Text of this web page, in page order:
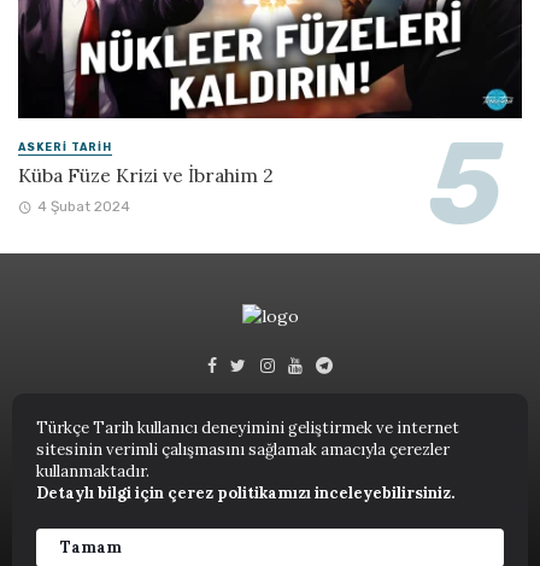
Türkçe Tarih kullanıcı deneyimini geliştirmek ve internet
sitesinin verimli çalışmasını sağlamak amacıyla çerezler
kullanmaktadır.
Detaylı bilgi için çerez politikamızı inceleyebilirsiniz.
Tamam
ASKERI TARIH
Küba Füze Krizi ve İbrahim 2
4 Şubat 2024
Türkçe Tarih © 2023.
TARIH TERIMLERI SÖZLÜĞÜ